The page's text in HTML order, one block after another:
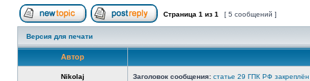
Начать новую тему Ответить на тему
Страница 1 из 1 [ 5 сообщений ]
Версия для печати
Автор
Nikolaj Заголовок сообщения: статье 29 ГПК РФ